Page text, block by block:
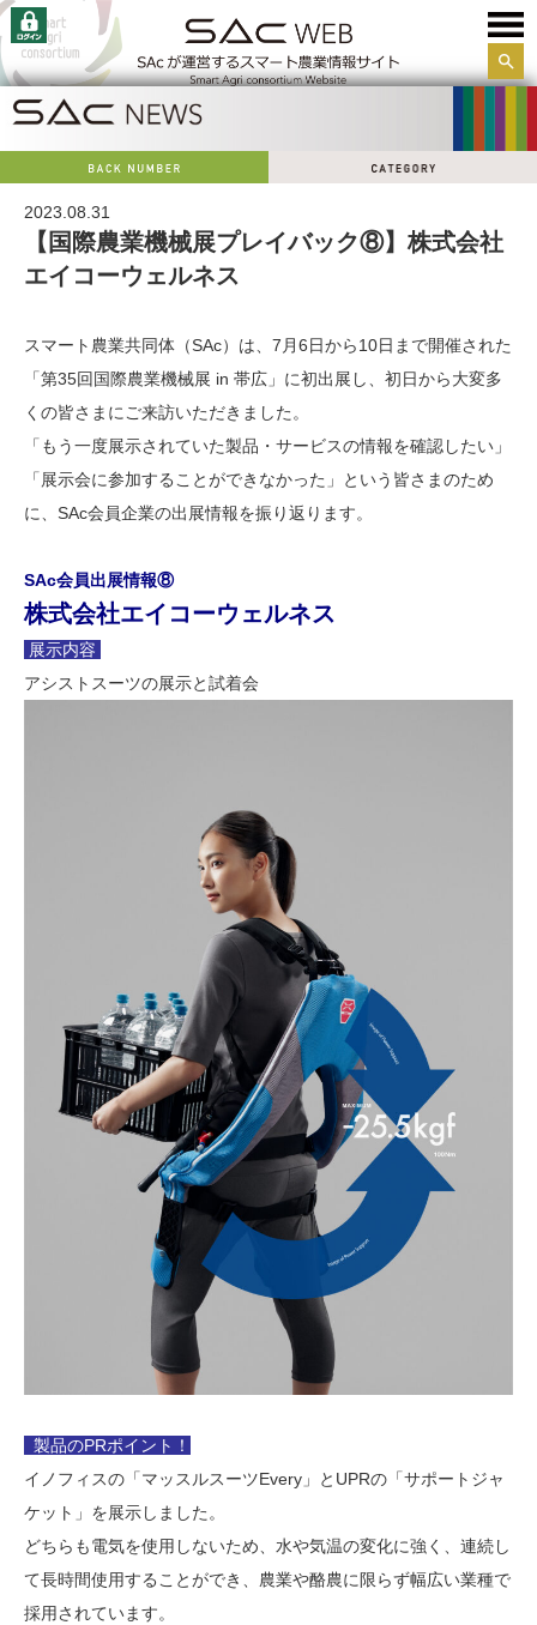
サイ
2023.08.31
【国際農業機械展プレイバック⑧】株式会社
エイコーウェルネス
スマート農業共同体（SAc）は、7月6日から10日まで開催された
「第35回国際農業機械展 in 帯広」に初出展し、初日から大変多
くの皆さまにご来訪いただきました。
「もう一度展示されていた製品・サービスの情報を確認したい」
「展示会に参加することができなかった」という皆さまのため
に、SAc会員企業の出展情報を振り返ります。
SAc会員出展情報⑧
株式会社エイコーウェルネス
展示内容
アシストスーツの展示と試着会
製品のPRポイント！
イノフィスの「マッスルスーツEvery」とUPRの「サポートジャ
ケット」を展示しました。
どちらも電気を使用しないため、水や気温の変化に強く、連続し
て長時間使用することができ、農業や酪農に限らず幅広い業種で
採用されています。